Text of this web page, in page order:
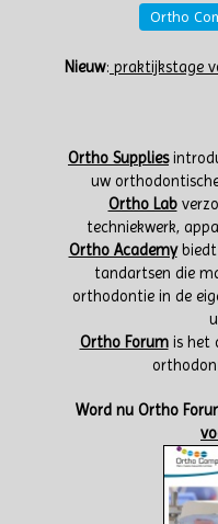
Ortho
Nieuw: praktijkstage
Ortho Supplies
uw
Ortho Lab
techniekwerk,
Ortho Academybiedt
tandartsen die
orthodontie in de
Ortho Forumis het
Word nu Ortho